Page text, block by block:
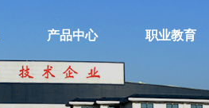
产品中心 职业教育